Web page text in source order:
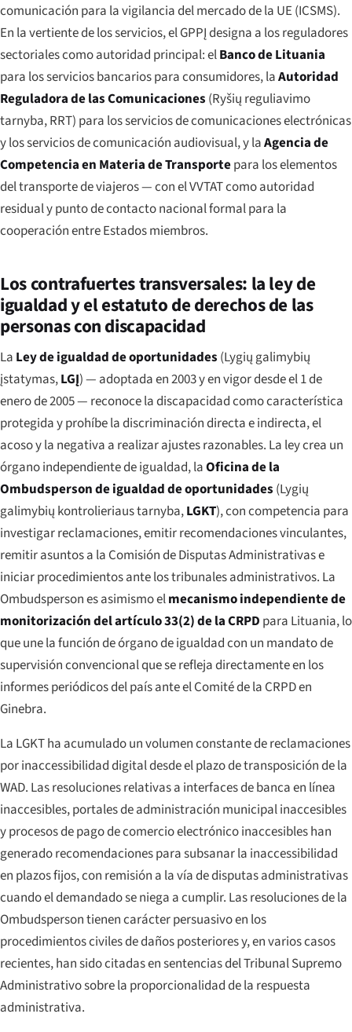
comunicación para la vigilancia del mercado de la UE (ICSMS).
En la vertiente de los servicios, el GPPĮ designa a los reguladores
sectoriales como autoridad principal: elBanco de Lituania
para los servicios bancarios para consumidores, laAutoridad
Reguladora de las Comunicaciones (Ryšių reguliavimo
tarnyba, RRT) para los servicios de comunicaciones electrónicas
y los servicios de comunicación audiovisual, y laAgencia de
Competencia en Materia de Transportepara los elementos
del transporte de viajeros — con el VVTAT como autoridad
residual y punto de contacto nacional formal para la
cooperación entre Estados miembros.
Los contrafuertes transversales: la ley de
igualdad y el estatuto de derechos de las
personas con discapacidad
La Ley de igualdad de oportunidades (Lygių galimybių
įstatymas,LGĮ) — adoptada en 2003 y en vigor desde el 1 de
enero de 2005 — reconoce la discapacidad como característica
protegida y prohíbe la discriminación directa e indirecta, el
acoso y la negativa a realizar ajustes razonables. La ley crea un
órgano independiente de igualdad, laOficina de la
Ombudsperson de igualdad de oportunidades (Lygių
galimybių kontrolieriaus tarnyba,LGKT), con competencia para
investigar reclamaciones, emitir recomendaciones vinculantes,
remitir asuntos a la Comisión de Disputas Administrativas e
iniciar procedimientos ante los tribunales administrativos. La
Ombudsperson es asimismo elmecanismo independiente de
monitorización del artículo 33(2) de la CRPD para Lituania, lo
que une la función de órgano de igualdad con un mandato de
supervisión convencional que se refleja directamente en los
informes periódicos del país ante el Comité de la CRPD en
Ginebra.
La LGKT ha acumulado un volumen constante de reclamaciones
por inaccessibilidad digital desde el plazo de transposición de la
WAD. Las resoluciones relativas a interfaces de banca en línea
inaccesibles, portales de administración municipal inaccesibles
y procesos de pago de comercio electrónico inaccesibles han
generado recomendaciones para subsanar la inaccessibilidad
en plazos fijos, con remisión a la vía de disputas administrativas
cuando el demandado se niega a cumplir. Las resoluciones de la
Ombudsperson tienen carácter persuasivo en los
procedimientos civiles de daños posteriores y, en varios casos
recientes, han sido citadas en sentencias del Tribunal Supremo
Administrativo sobre la proporcionalidad de la respuesta
administrativa.